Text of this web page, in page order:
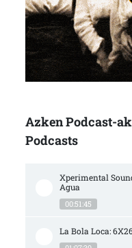
Azken Podcast-
Podcasts
Xperimental
Agua
00:51:45
La Bola Loca: